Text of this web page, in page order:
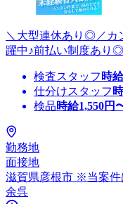
＼大型連休あり◎／カ
躍中♪前払い制度あり◎
検査スタッフ 時給
仕分けスタッフ
検品時給1,550円
勤務地
面接地
滋賀県彦根市 ※当案件
余呉